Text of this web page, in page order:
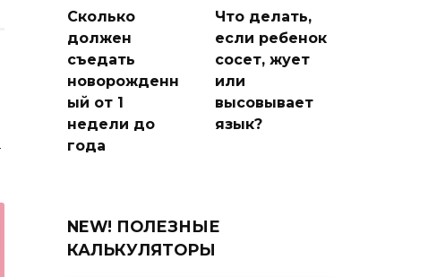
Сколько
должен
съедать
новорожденн
ый от 1
недели до
года
Что делать,
если ребенок
сосет, жует
или
высовывает
язык?
NEW! ПОЛЕЗНЫЕ
КАЛЬКУЛЯТОРЫ